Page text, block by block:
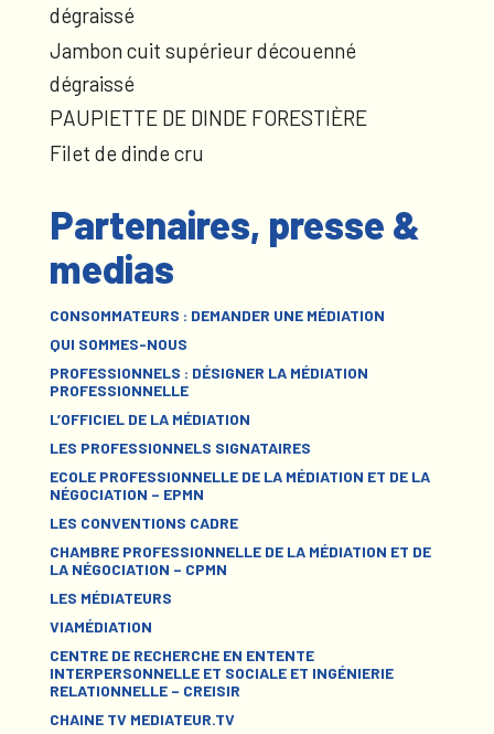
dégraissé
Jambon cuit supérieur découenné
dégraissé
PAUPIETTE DE DINDE FORESTIÈRE
Filet de dinde cru
Partenaires, presse &
medias
CONSOMMATEURS : DEMANDER UNE MÉDIATION
QUI SOMMES-NOUS
PROFESSIONNELS : DÉSIGNER LA MÉDIATION
PROFESSIONNELLE
L’OFFICIEL DE LA MÉDIATION
LES PROFESSIONNELS SIGNATAIRES
ECOLE PROFESSIONNELLE DE LA MÉDIATION ET DE LA
NÉGOCIATION – EPMN
LES CONVENTIONS CADRE
CHAMBRE PROFESSIONNELLE DE LA MÉDIATION ET DE
LA NÉGOCIATION – CPMN
LES MÉDIATEURS
VIAMÉDIATION
CENTRE DE RECHERCHE EN ENTENTE
INTERPERSONNELLE ET SOCIALE ET INGÉNIERIE
RELATIONNELLE – CREISIR
CHAINE TV MEDIATEUR.TV